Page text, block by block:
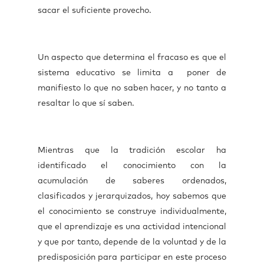
sacar el suficiente provecho.
Un aspecto que determina el fracaso es que el
sistema educativo se limita a poner de
manifiesto lo que no saben hacer, y no tanto a
resaltar lo que sí saben.
Mientras que la tradición escolar ha
identificado el conocimiento con la
acumulación de saberes ordenados,
clasificados y jerarquizados, hoy sabemos que
el conocimiento se construye individualmente,
que el aprendizaje es una actividad intencional
y que por tanto, depende de la voluntad y de la
predisposición para participar en este proceso